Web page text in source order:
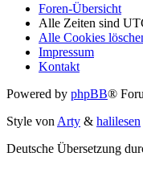
Foren-Übersicht
Alle Zeiten sind
Alle Cookies
Impressum
Kontakt
Powered by phpBB®
Style von Arty & halilesen
Deutsche Übersetzung